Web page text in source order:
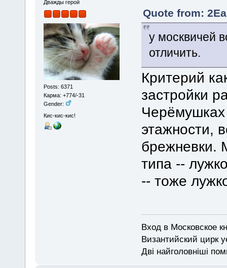
Дважды герой
Posts: 6371
Карма: +774/-31
Gender:
Кис-кис-кис!
Quote from:
у москвичей
отличить.
Критерий
застройки
Черёмушках
этажности,
брежневки.
типа --
-- тоже
Вход в Московское
Византийский цирк
Дві найголовніші